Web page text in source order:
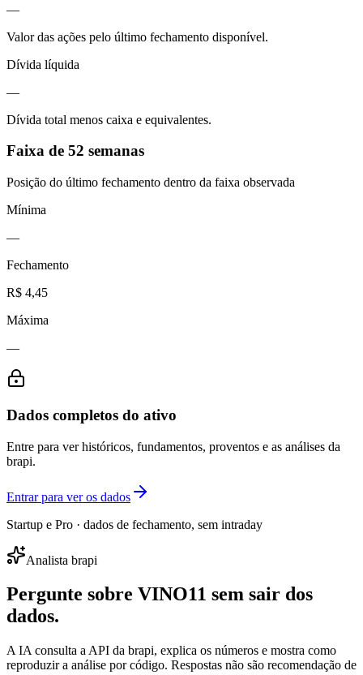
—
Valor das ações pelo último fechamento disponível.
Dívida líquida
—
Dívida total menos caixa e equivalentes.
Faixa de 52 semanas
Posição do último fechamento dentro da faixa observada
Mínima
—
Fechamento
R$ 4,45
Máxima
—
Dados completos do ativo
Entre para ver históricos, fundamentos, proventos e as análises da
brapi.
Entrar para ver os dados
Startup e Pro · dados de fechamento, sem intraday
Analista brapi
Pergunte sobre VINO11 sem sair dos
dados.
A IA consulta a API da brapi, explica os números e mostra como
reproduzir a análise por código. Respostas não são recomendação de